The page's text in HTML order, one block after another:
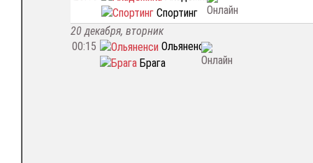
Спортинг
20 декабря, вторник
00:15
Ольяненси
Брага